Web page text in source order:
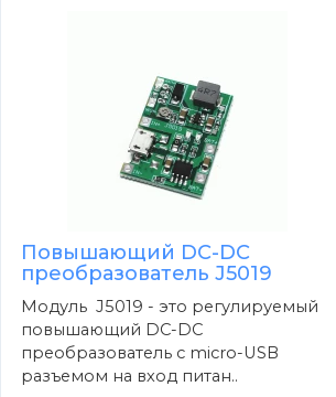
Повышающий DC-DC
преобразователь J5019
Модуль J5019 - это регулируемый
повышающий DC-DC
преобразователь c micro-USB
разъемом на вход питан..